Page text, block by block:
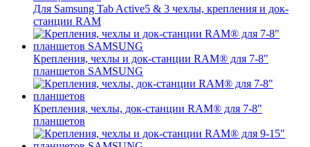
Для Samsung Tab Active5 & 3 чехлы, крепления и док-
станции RAM
Крепления, чехлы и док-станции RAM® для 7-8"
планшетов SAMSUNG
Крепления, чехлы, док-станции RAM® для 7-8"
планшетов